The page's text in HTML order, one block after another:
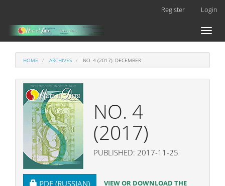
Main
Content
Register Login
Toggle
HOME ARCHIVES NO. 4 (2017): DECEMBER
NO. 4
(2017)
PUBLISHED: 2017-11-25
REQUIRES SUBSCRIPTION
PDF (RUSSIAN)
VIEW OR DOWNLOAD THE